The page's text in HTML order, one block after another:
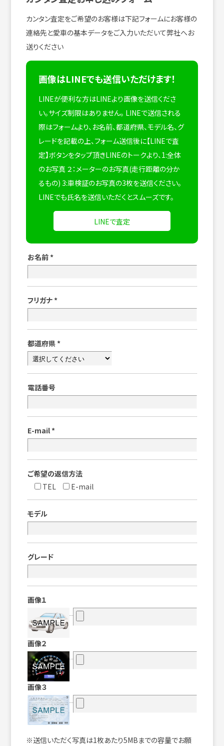
カンタン査定をご希望のお客様は下記フォームにお客様の
連絡先と愛車の基本データをご入力いただいて弊社へお
送りください
画像はLINEでも送信いただけます！
LINEが便利な方はLINEより画像を送信くださ
い。サイズ制限はありません。 LINEで送信される
際はフォームより、お名前、都道府県、モデル名、グ
レードを記載の上、フォーム送信後に【LINEで査
定】ボタンをタップ頂きLINEのトークより、1:全体
のお写真 ２：メーターのお写真(走行距離の分か
るもの) 3:車検証のお写真の3枚を送信ください。
LINEでも氏名を送信いただくとスムーズです。
LINEで査定
お名前 *
フリガナ *
都道府県 *
電話番号
E-mail *
ご希望の返信方法
TEL
E-mail
モデル
グレード
画像１
画像２
画像３
※送信いただく写真は1枚あたり5MBまでの容量でお願